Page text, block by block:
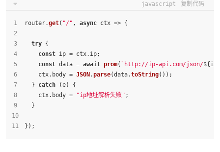
javascript 复制代码
router.get( "/" , async ctx => {
try {
const ip = ctx. ip;
const data = await prom( `http://ip-api.com/json/${ip}
    ctx.
body = JSON .parse(data.toString());
  }
catch (e) {
    ctx.
body = "ip地址解析失败" ;
  }
});